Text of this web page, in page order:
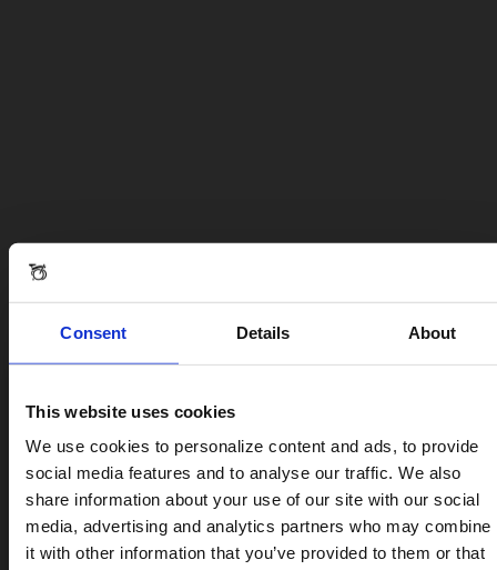
Consent Details About
This website uses cookies
We use cookies to personalize content and ads, to provide
social media features and to analyse our traffic. We also
share information about your use of our site with our social
media, advertising and analytics partners who may combine
it with other information that you’ve provided to them or that
For a better experience, please visit our: